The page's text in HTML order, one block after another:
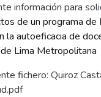
información para
de un programa de
la autoeficacia de
Lima Metropolitana
fichero: Quiroz